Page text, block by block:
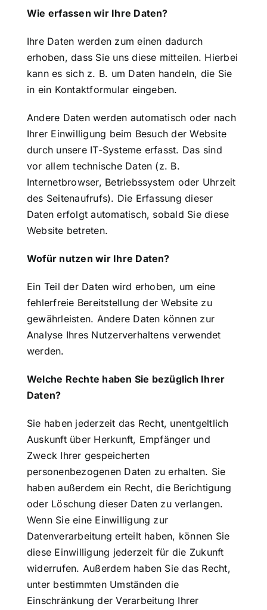
Wie erfassen wir Ihre Daten?
Ihre Daten werden zum einen dadurch
erhoben, dass Sie uns diese mitteilen. Hierbei
kann es sich z. B. um Daten handeln, die Sie
in ein Kontaktformular eingeben.
Andere Daten werden automatisch oder nach
Ihrer Einwilligung beim Besuch der Website
durch unsere IT-Systeme erfasst. Das sind
vor allem technische Daten (z. B.
Internetbrowser, Betriebssystem oder Uhrzeit
des Seitenaufrufs). Die Erfassung dieser
Daten erfolgt automatisch, sobald Sie diese
Website betreten.
Wofür nutzen wir Ihre Daten?
Ein Teil der Daten wird erhoben, um eine
fehlerfreie Bereitstellung der Website zu
gewährleisten. Andere Daten können zur
Analyse Ihres Nutzerverhaltens verwendet
werden.
Welche Rechte haben Sie bezüglich Ihrer
Daten?
Sie haben jederzeit das Recht, unentgeltlich
Auskunft über Herkunft, Empfänger und
Zweck Ihrer gespeicherten
personenbezogenen Daten zu erhalten. Sie
haben außerdem ein Recht, die Berichtigung
oder Löschung dieser Daten zu verlangen.
Wenn Sie eine Einwilligung zur
Datenverarbeitung erteilt haben, können Sie
diese Einwilligung jederzeit für die Zukunft
widerrufen. Außerdem haben Sie das Recht,
unter bestimmten Umständen die
Einschränkung der Verarbeitung Ihrer